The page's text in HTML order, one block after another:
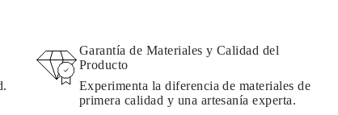
Garantía de Materiales y Calidad del
Producto
Experimenta la diferencia de materiales de
primera calidad y una artesanía experta.